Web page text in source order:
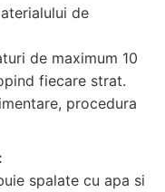
de
de maximum 10
fiecare strat.
procedura
spalate cu apa si